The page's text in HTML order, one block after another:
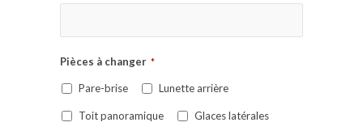
Pièces à changer *
Pare-brise Lunette arrière
Toit panoramique Glaces latérales